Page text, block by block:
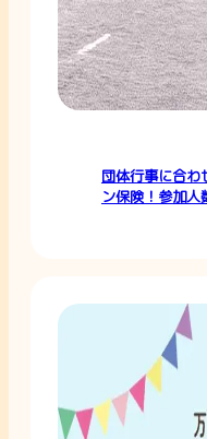
団体行事に合わ
ン保険！参加人